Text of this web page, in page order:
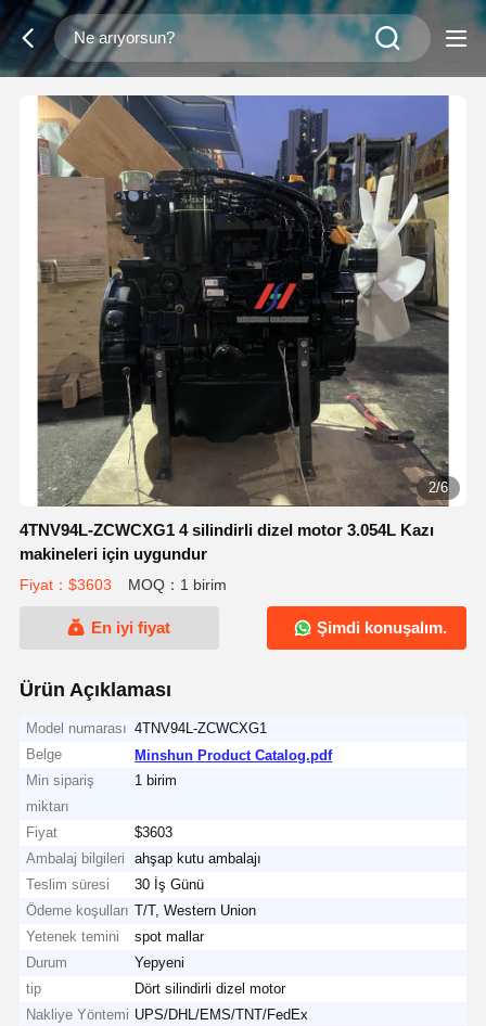
2/6
4TNV94L-ZCWCXG1 4 silindirli dizel motor 3.054L Kazı
makineleri için uygundur
Fiyat：$3603 MOQ：1 birim
En iyi fiyat Şimdi konuşalım.
Ürün Açıklaması
Model numarası 4TNV94L-ZCWCXG1
Belge
Minshun Product Catalog.pdf
Min sipariş
miktarı
1 birim
Fiyat
$3603
Ambalaj bilgileri
ahşap kutu ambalajı
Teslim süresi
30 İş Günü
Ödeme koşulları T/T, Western Union
Yetenek temini
spot mallar
Durum
Yepyeni
tip
Dört silindirli dizel motor
Nakliye Yöntemi UPS/DHL/EMS/TNT/FedEx